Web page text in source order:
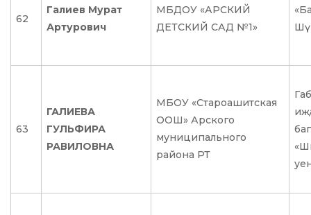
62
Галиев Мурат
Артурович
МБДОУ «АРСКИЙ
ДЕТСКИЙ САД №1»
63
ГАЛИЕВА
ГУЛЬФИРА
РАВИЛОВНА
МБОУ «Староашитская
ООШ» Арского
муниципального
района РТ